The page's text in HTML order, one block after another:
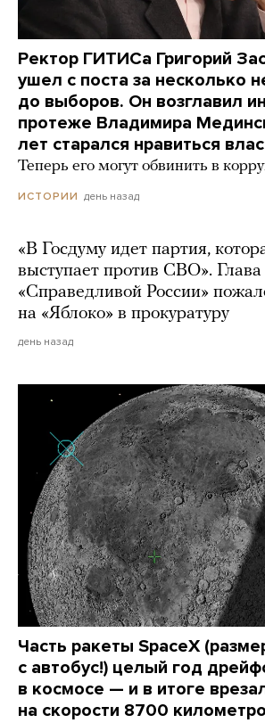
Ректор ГИТИСа Григорий
ушел с поста за несколько
до выборов. Он возглавил
протеже Владимира
лет старался нравиться
Теперь его могут обвинить в
ИСТОРИИ день назад
«В Госдуму идет партия,
выступает против СВО». Глава
«Справедливой России»
на «Яблоко» в прокуратуру
день назад
Часть ракеты SpaceX
с автобус!) целый год
в космосе — и в итоге
на скорости 8700